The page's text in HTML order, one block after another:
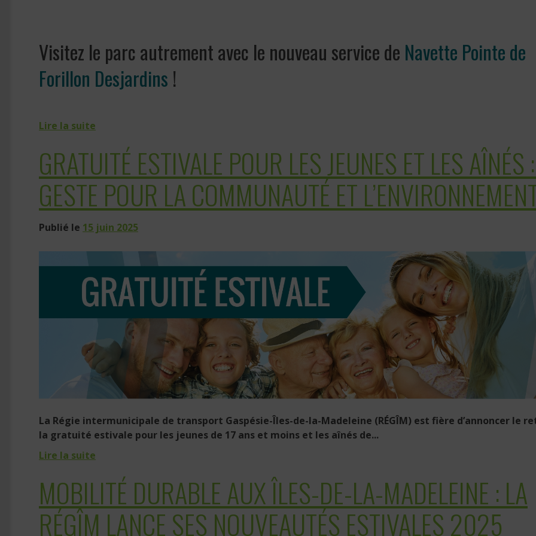
Visitez le parc autrement avec le nouveau service de Navette Pointe de
Forillon Desjardins !
Lire la suite
GRATUITÉ ESTIVALE POUR LES JEUNES ET LES AÎNÉS
GESTE POUR LA COMMUNAUTÉ ET
Publié le 15 juin 2025
La Régie intermunicipale de transport Gaspésie-Îles-de-la-Madeleine (RÉGÎM) est fière d’annoncer le
la gratuité estivale pour les jeunes de 17 ans et moins et les aînés de...
Lire la suite
MOBILITÉ DURABLE AUX ÎLES-DE-LA-MADELEINE : LA
RÉGÎM LANCE SES NOUVEAUTÉS ESTIVALES 2025